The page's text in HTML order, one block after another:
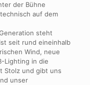
der Bühne
auf dem
steht
seit rund eineinhalb
Wind, neue
Lighting in die
Stolz und gibt uns
unser